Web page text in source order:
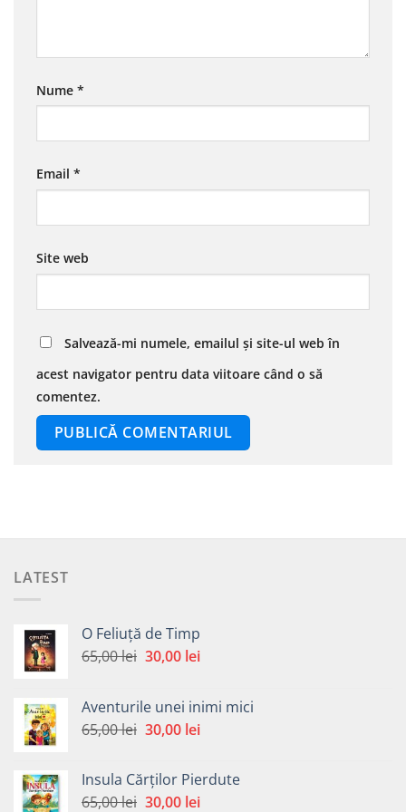
Nume *
Email *
Site web
Salvează-mi numele, emailul și site-ul web în
acest navigator pentru data viitoare când o să
comentez.
LATEST
O Feliuță de Timp
65,00lei Prețul
fost:
65,00 lei.
30,00 leiPrețul
30,00 lei.
Aventurile unei inimi mici
65,00lei Prețul
fost:
65,00 lei.
30,00 leiPrețul
30,00 lei.
Insula Cărților Pierdute
65,00lei Prețul
30,00 leiPrețul